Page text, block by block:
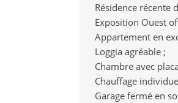
Résidence récente
Exposition Ouest
Appartement en
Loggia agréable ;
Chambre avec
Chauffage
Garage fermé en